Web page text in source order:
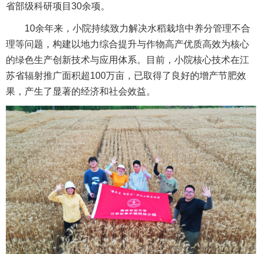
省部级科研项目30余项。
10余年来，小院持续致力解决水稻栽培中养分管理不合
理等问题，构建以地力综合提升与作物高产优质高效为核心
的绿色生产创新技术与应用体系。目前，小院核心技术在江
苏省辐射推广面积超100万亩，已取得了良好的增产节肥效
果，产生了显著的经济和社会效益。